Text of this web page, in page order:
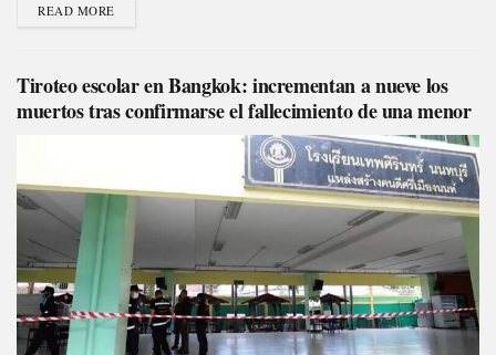
READ MORE
Tiroteo escolar en Bangkok: incrementan a nueve los
muertos tras confirmarse el fallecimiento de una menor